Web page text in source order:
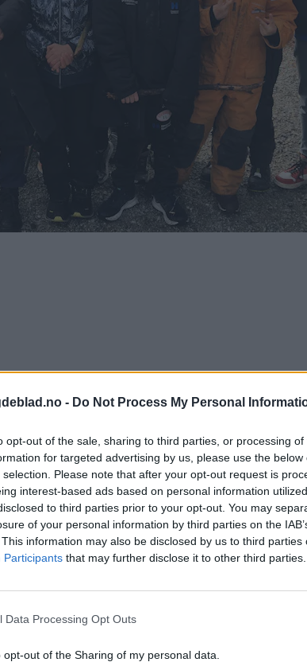
- Do Not Process My Personal
opt-out of the sale, sharing to third parties, or processing
for targeted advertising by us, please use the
Please note that after your opt-out request is
interest-based ads based on personal information
to third parties prior to your opt-out. You may
of your personal information by third parties on the
information may also be disclosed by us to third parties
Participants that may further disclose it to other third parties.
Data Processing Opt Outs
opt-out of the Sharing of my personal data.
Ein slik påstand kan me sjølvsagt ikkje stå for. Foto: